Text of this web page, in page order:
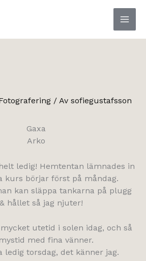
/ Av sofiegustafsson
ledig! Hemtentan lämnades in
kurs börjar först på måndag.
kan släppa tankarna på plugg
hållet så jag njuter!
utetid i solen idag, och så
med fina vänner.
ledig torsdag, det känner jag.